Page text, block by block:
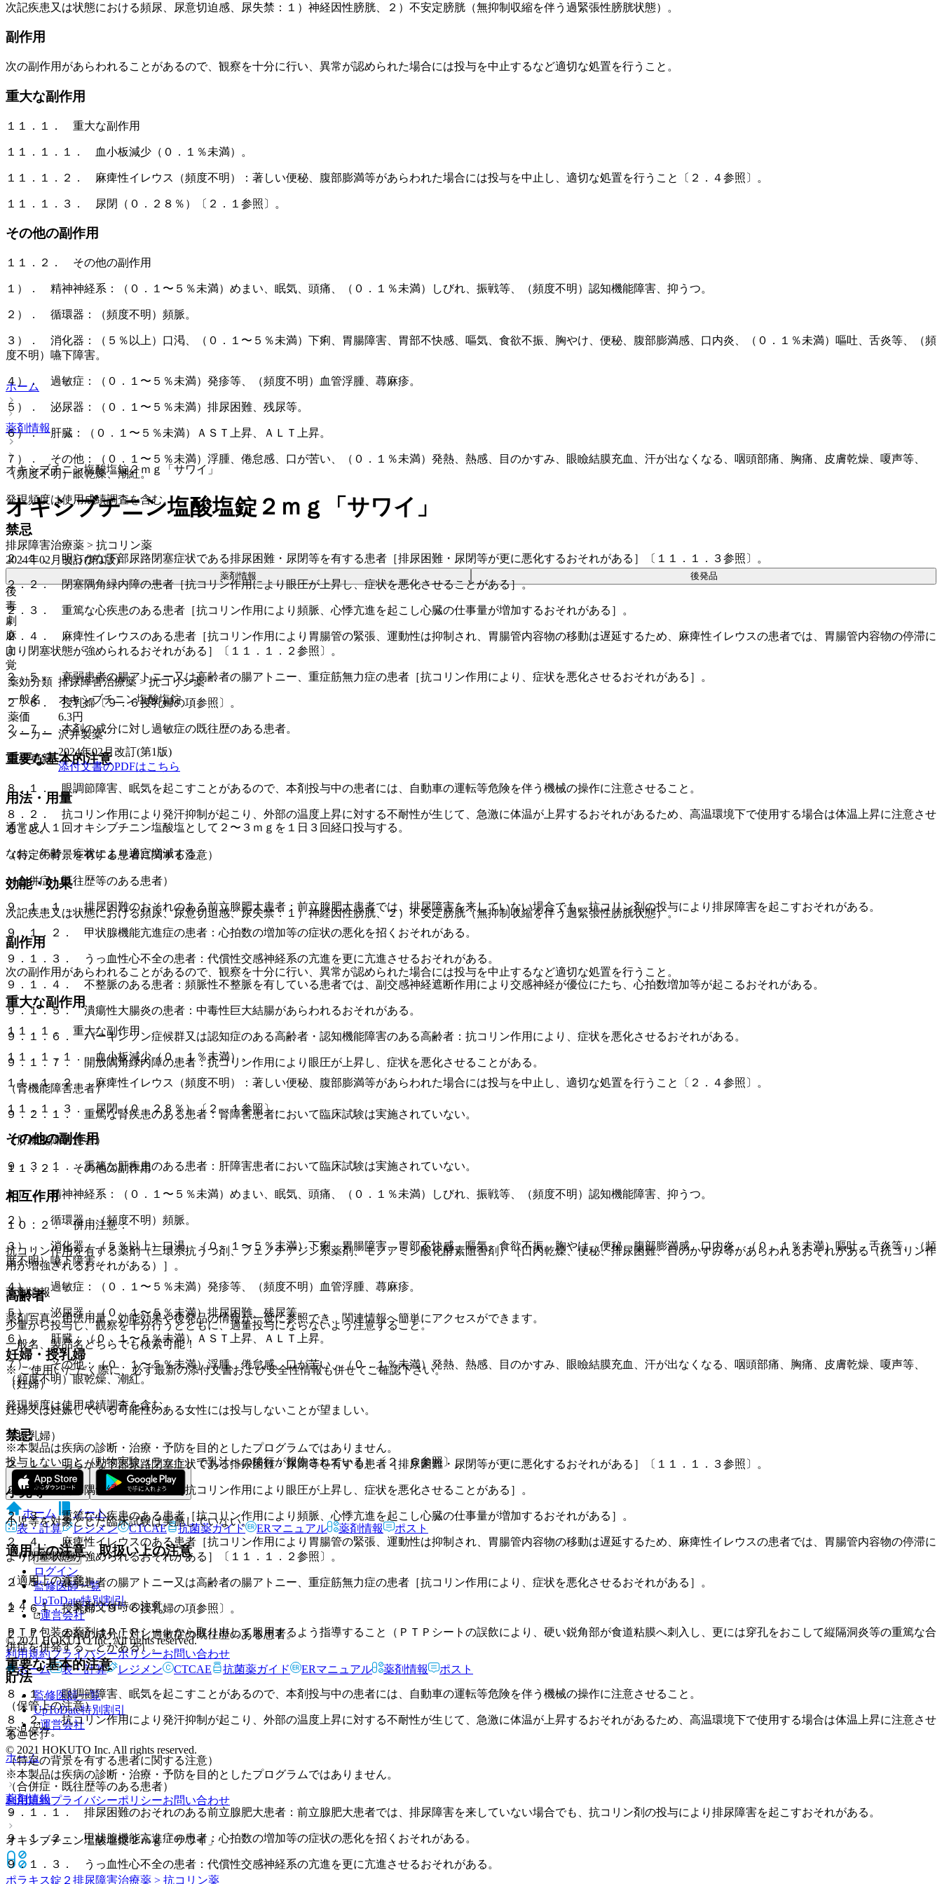
次記疾患又は状態における頻尿、尿意切迫感、尿失禁：１）神経因性膀胱、２）不安定膀胱（無抑制収縮を伴う過緊張性膀胱状態）。
副作用
次の副作用があらわれることがあるので、観察を十分に行い、異常が認められた場合には投与を中止するなど適切な処置を行うこと。
重大な副作用
１１．１． 重大な副作用
１１．１．１． 血小板減少（０．１％未満）。
１１．１．２． 麻痺性イレウス（頻度不明）：著しい便秘、腹部膨満等があらわれた場合には投与を中止し、適切な処置を行うこと〔２．４参照〕。
１１．１．３． 尿閉（０．２８％）〔２．１参照〕。
その他の副作用
１１．２． その他の副作用
１）． 精神神経系：（０．１〜５％未満）めまい、眠気、頭痛、（０．１％未満）しびれ、振戦等、（頻度不明）認知機能障害、抑うつ。
２）． 循環器：（頻度不明）頻脈。
３）． 消化器：（５％以上）口渇、（０．１〜５％未満）下痢、胃腸障害、胃部不快感、嘔気、食欲不振、胸やけ、便秘、腹部膨満感、口内炎、（０．１％未満）嘔吐、舌炎等、（頻
度不明）嚥下障害。
４）． 過敏症：（０．１〜５％未満）発疹等、（頻度不明）血管浮腫、蕁麻疹。
５）． 泌尿器：（０．１〜５％未満）排尿困難、残尿等。
６）． 肝臓：（０．１〜５％未満）ＡＳＴ上昇、ＡＬＴ上昇。
７）． その他：（０．１〜５％未満）浮腫、倦怠感、口が苦い、（０．１％未満）発熱、熱感、目のかすみ、眼瞼結膜充血、汗が出なくなる、咽頭部痛、胸痛、皮膚乾燥、嗄声等、
（頻度不明）眼乾燥、潮紅。
発現頻度は使用成績調査を含む。
禁忌
２．１． 明らかな下部尿路閉塞症状である排尿困難・尿閉等を有する患者［排尿困難・尿閉等が更に悪化するおそれがある］〔１１．１．３参照〕。
２．２． 閉塞隅角緑内障の患者［抗コリン作用により眼圧が上昇し、症状を悪化させることがある］。
２．３． 重篤な心疾患のある患者［抗コリン作用により頻脈、心悸亢進を起こし心臓の仕事量が増加するおそれがある］。
２．４． 麻痺性イレウスのある患者［抗コリン作用により胃腸管の緊張、運動性は抑制され、胃腸管内容物の移動は遅延するため、麻痺性イレウスの患者では、胃腸管内容物の停滞に
より閉塞状態が強められるおそれがある］〔１１．１．２参照〕。
２．５． 衰弱患者の腸アトニー又は高齢者の腸アトニー、重症筋無力症の患者［抗コリン作用により、症状を悪化させるおそれがある］。
２．６． 授乳婦〔９．６授乳婦の項参照〕。
２．７． 本剤の成分に対し過敏症の既往歴のある患者。
重要な基本的注意
８．１． 眼調節障害、眠気を起こすことがあるので、本剤投与中の患者には、自動車の運転等危険を伴う機械の操作に注意させること。
８．２． 抗コリン作用により発汗抑制が起こり、外部の温度上昇に対する不耐性が生じて、急激に体温が上昇するおそれがあるため、高温環境下で使用する場合は体温上昇に注意させ
ること。
（特定の背景を有する患者に関する注意）
（合併症・既往歴等のある患者）
９．１．１． 排尿困難のおそれのある前立腺肥大患者：前立腺肥大患者では、排尿障害を来していない場合でも、抗コリン剤の投与により排尿障害を起こすおそれがある。
９．１．２． 甲状腺機能亢進症の患者：心拍数の増加等の症状の悪化を招くおそれがある。
９．１．３． うっ血性心不全の患者：代償性交感神経系の亢進を更に亢進させるおそれがある。
９．１．４． 不整脈のある患者：頻脈性不整脈を有している患者では、副交感神経遮断作用により交感神経が優位にたち、心拍数増加等が起こるおそれがある。
９．１．５． 潰瘍性大腸炎の患者：中毒性巨大結腸があらわれるおそれがある。
９．１．６． パーキンソン症候群又は認知症のある高齢者・認知機能障害のある高齢者：抗コリン作用により、症状を悪化させるおそれがある。
９．１．７． 開放隅角緑内障の患者：抗コリン作用により眼圧が上昇し、症状を悪化させることがある。
（腎機能障害患者）
９．２．１． 重篤な腎疾患のある患者：腎障害患者において臨床試験は実施されていない。
（肝機能障害患者）
９．３．１． 重篤な肝疾患のある患者：肝障害患者において臨床試験は実施されていない。
相互作用
１０．２． 併用注意：
抗コリン作用を有する薬剤（三環系抗うつ剤、フェノチアジン系薬剤、モノアミン酸化酵素阻害剤）［口内乾燥、便秘、排尿困難、目のかすみ等があらわれるおそれがある（抗コリン作
用が増強されるおそれがある）］。
高齢者
少量から投与し、観察を十分行うとともに、過量投与にならないよう注意すること。
妊婦・授乳婦
（妊婦）
妊婦又は妊娠している可能性のある女性には投与しないことが望ましい。
（授乳婦）
投与しないこと（動物実験（ラット）で乳汁への移行が報告されている）〔２．６参照〕。
小児等
小児等を対象とした臨床試験は実施していない。
適用上の注意、取扱い上の注意
（適用上の注意）
１４．１． 薬剤交付時の注意
ＰＴＰ包装の薬剤はＰＴＰシートから取り出して服用するよう指導すること（ＰＴＰシートの誤飲により、硬い鋭角部が食道粘膜へ刺入し、更には穿孔をおこして縦隔洞炎等の重篤な合
併症を併発することがある）。
貯法
（保管上の注意）
室温保存。
ホーム
薬剤情報
オキシブチニン塩酸塩錠２ｍｇ「サワイ」
ポラキス錠２ 排尿障害治療薬 > 抗コリン薬
ホーム
薬剤情報
オキシブチニン塩酸塩錠２ｍｇ「サワイ」
オキシブチニン塩酸塩錠２ｍｇ「サワイ」
排尿障害治療薬 > 抗コリン薬
2024年02月改訂(第1版)
薬剤情報 後発品
後
毒
劇
麻
向
覚
薬効分類 排尿障害治療薬 > 抗コリン薬
一般名
オキシブチニン塩酸塩錠
薬価
6.3円
メーカー 沢井製薬
最終更新
2024年02月改訂(第1版)
添付文書のPDFはこちら
用法・用量
通常成人１回オキシブチニン塩酸塩として２〜３ｍｇを１日３回経口投与する。
なお、年齢、症状により適宜増減する。
効能・効果
次記疾患又は状態における頻尿、尿意切迫感、尿失禁：１）神経因性膀胱、２）不安定膀胱（無抑制収縮を伴う過緊張性膀胱状態）。
副作用
次の副作用があらわれることがあるので、観察を十分に行い、異常が認められた場合には投与を中止するなど適切な処置を行うこと。
重大な副作用
１１．１． 重大な副作用
１１．１．１． 血小板減少（０．１％未満）。
１１．１．２． 麻痺性イレウス（頻度不明）：著しい便秘、腹部膨満等があらわれた場合には投与を中止し、適切な処置を行うこと〔２．４参照〕。
１１．１．３． 尿閉（０．２８％）〔２．１参照〕。
その他の副作用
１１．２． その他の副作用
１）． 精神神経系：（０．１〜５％未満）めまい、眠気、頭痛、（０．１％未満）しびれ、振戦等、（頻度不明）認知機能障害、抑うつ。
２）． 循環器：（頻度不明）頻脈。
３）． 消化器：（５％以上）口渇、（０．１〜５％未満）下痢、胃腸障害、胃部不快感、嘔気、食欲不振、胸やけ、便秘、腹部膨満感、口内炎、（０．１％未満）嘔吐、舌炎等、（頻
度不明）嚥下障害。
４）． 過敏症：（０．１〜５％未満）発疹等、（頻度不明）血管浮腫、蕁麻疹。
５）． 泌尿器：（０．１〜５％未満）排尿困難、残尿等。
６）． 肝臓：（０．１〜５％未満）ＡＳＴ上昇、ＡＬＴ上昇。
７）． その他：（０．１〜５％未満）浮腫、倦怠感、口が苦い、（０．１％未満）発熱、熱感、目のかすみ、眼瞼結膜充血、汗が出なくなる、咽頭部痛、胸痛、皮膚乾燥、嗄声等、
（頻度不明）眼乾燥、潮紅。
発現頻度は使用成績調査を含む。
禁忌
２．１． 明らかな下部尿路閉塞症状である排尿困難・尿閉等を有する患者［排尿困難・尿閉等が更に悪化するおそれがある］〔１１．１．３参照〕。
２．２． 閉塞隅角緑内障の患者［抗コリン作用により眼圧が上昇し、症状を悪化させることがある］。
２．３． 重篤な心疾患のある患者［抗コリン作用により頻脈、心悸亢進を起こし心臓の仕事量が増加するおそれがある］。
２．４． 麻痺性イレウスのある患者［抗コリン作用により胃腸管の緊張、運動性は抑制され、胃腸管内容物の移動は遅延するため、麻痺性イレウスの患者では、胃腸管内容物の停滞に
より閉塞状態が強められるおそれがある］〔１１．１．２参照〕。
２．５． 衰弱患者の腸アトニー又は高齢者の腸アトニー、重症筋無力症の患者［抗コリン作用により、症状を悪化させるおそれがある］。
２．６． 授乳婦〔９．６授乳婦の項参照〕。
２．７． 本剤の成分に対し過敏症の既往歴のある患者。
重要な基本的注意
８．１． 眼調節障害、眠気を起こすことがあるので、本剤投与中の患者には、自動車の運転等危険を伴う機械の操作に注意させること。
８．２． 抗コリン作用により発汗抑制が起こり、外部の温度上昇に対する不耐性が生じて、急激に体温が上昇するおそれがあるため、高温環境下で使用する場合は体温上昇に注意させ
ること。
（特定の背景を有する患者に関する注意）
（合併症・既往歴等のある患者）
９．１．１． 排尿困難のおそれのある前立腺肥大患者：前立腺肥大患者では、排尿障害を来していない場合でも、抗コリン剤の投与により排尿障害を起こすおそれがある。
９．１．２． 甲状腺機能亢進症の患者：心拍数の増加等の症状の悪化を招くおそれがある。
９．１．３． うっ血性心不全の患者：代償性交感神経系の亢進を更に亢進させるおそれがある。
薬剤情報
薬剤写真、用法用量、効能効果や後発品の情報が一度に参照でき、関連情報へ簡単にアクセスができます。
一般名、製品名どちらでも検索可能！
※ ご使用いただく際に、必ず最新の添付文書および安全性情報も併せてご確認下さい。
※本製品は疾病の診断・治療・予防を目的としたプログラムではありません。
ホーム
ノート
表・計算
レジメン CTCAE 抗菌薬ガイド ERマニュアル 薬剤情報 ポスト
新規登録
ログイン
監修医師一覧
UpToDate特別割引
運営会社
© 2021 HOKUTO Inc. All rights reserved.
利用規約プライバシーポリシーお問い合わせ
ホーム
表・計算 レジメン CTCAE 抗菌薬ガイド ERマニュアル 薬剤情報 ポスト
監修医師一覧
UpToDate特別割引
運営会社
© 2021 HOKUTO Inc. All rights reserved.
※本製品は疾病の診断・治療・予防を目的としたプログラムではありません。
利用規約プライバシーポリシーお問い合わせ